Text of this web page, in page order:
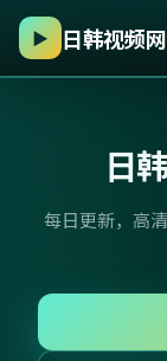
▶ 日韩视频网
日
每日更新，高